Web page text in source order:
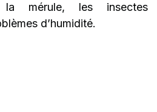
la mérule, les insectes
d’humidité.